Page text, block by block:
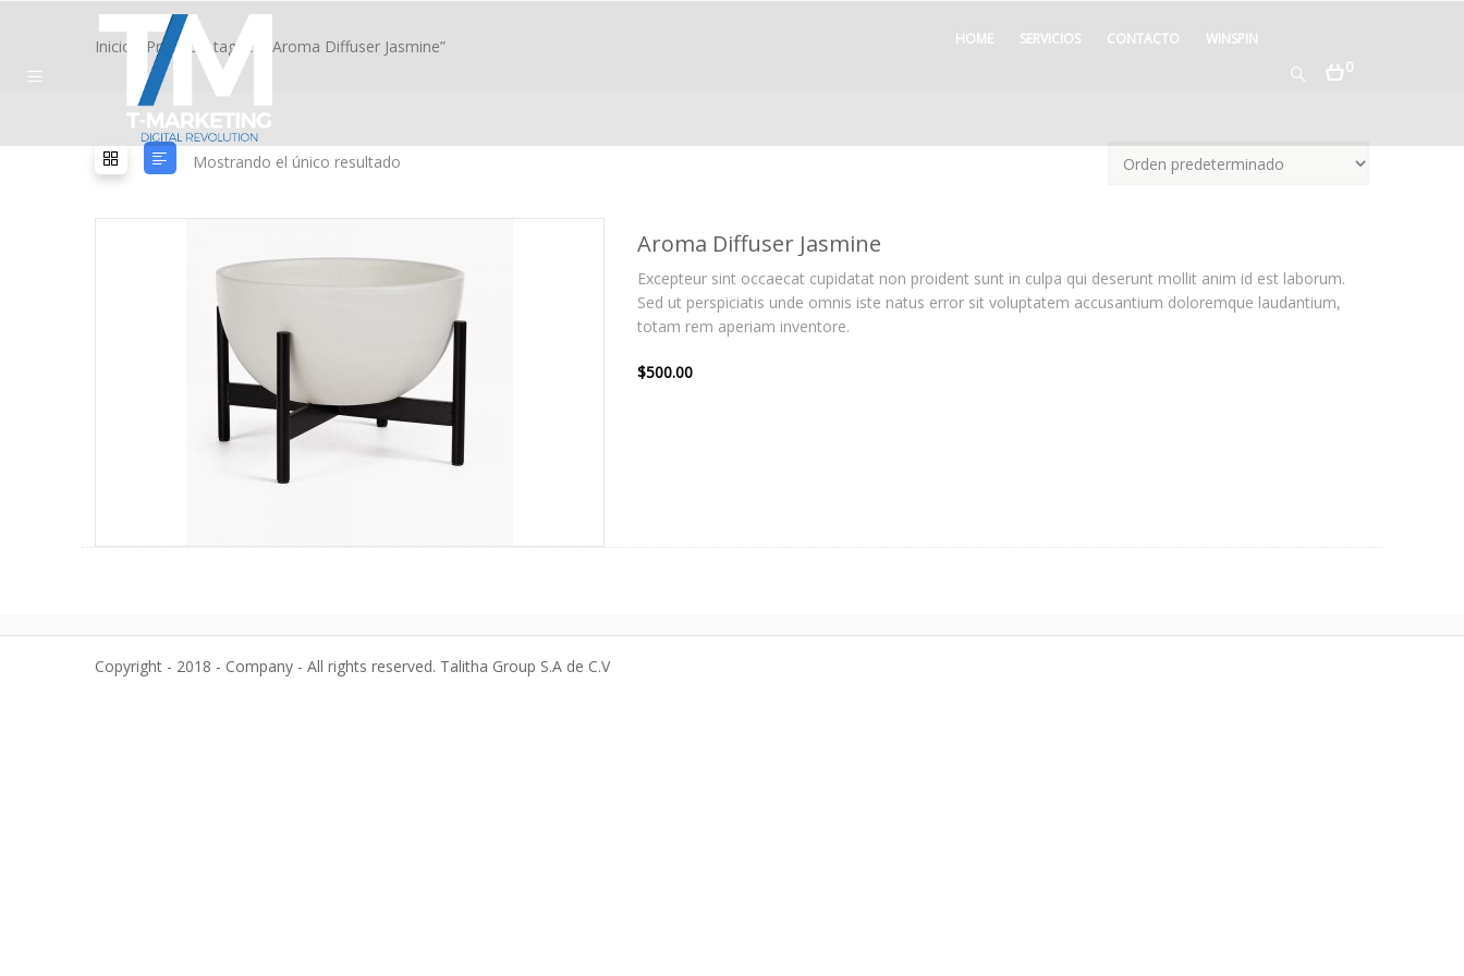
HOME SERVICIOS CONTACTO WINSPIN
0
Inicio / Products tagged “Aroma Diffuser Jasmine”
Mostrando el único resultado
Aroma Diffuser Jasmine
Excepteur sint occaecat cupidatat non proident sunt in culpa qui deserunt mollit anim id est laborum.
Sed ut perspiciatis unde omnis iste natus error sit voluptatem accusantium doloremque laudantium,
totam rem aperiam inventore.
$500.00
Copyright - 2018 - Company - All rights reserved. Talitha Group S.A de C.V